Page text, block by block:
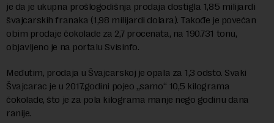
je da je ukupna prošlogodišnja prodaja dostigla 1,85 milijardi
švajcarskih franaka (1,98 milijardi dolara). Takođe je povećan
obim prodaje čokolade za 2,7 procenata, na 190.731 tonu,
objavljeno je na portalu Svisinfo.
Međutim, prodaja u Švajcarskoj je opala za 1,3 odsto. Svaki
Švajcarac je u 2017.godini pojeo „samo“ 10,5 kilograma
čokolade, što je za pola kilograma manje nego godinu dana
ranije.